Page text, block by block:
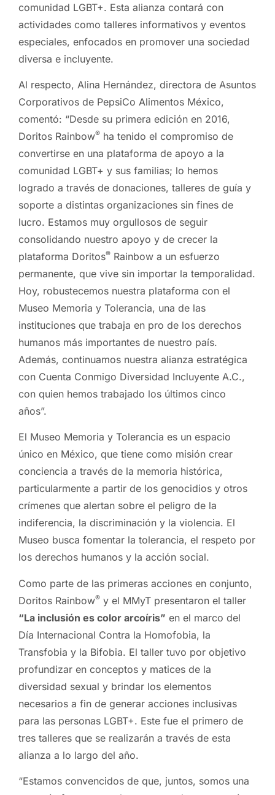
comunidad LGBT+. Esta alianza contará con
actividades como talleres informativos y eventos
especiales, enfocados en promover una sociedad
diversa e incluyente.
Al respecto, Alina Hernández, directora de Asuntos
Corporativos de PepsiCo Alimentos México,
comentó: “Desde su primera edición en 2016,
Doritos Rainbow® ha tenido el compromiso de
convertirse en una plataforma de apoyo a la
comunidad LGBT+ y sus familias; lo hemos
logrado a través de donaciones, talleres de guía y
soporte a distintas organizaciones sin fines de
lucro. Estamos muy orgullosos de seguir
consolidando nuestro apoyo y de crecer la
plataforma Doritos® Rainbow a un esfuerzo
permanente, que vive sin importar la temporalidad.
Hoy, robustecemos nuestra plataforma con el
Museo Memoria y Tolerancia, una de las
instituciones que trabaja en pro de los derechos
humanos más importantes de nuestro país.
Además, continuamos nuestra alianza estratégica
con Cuenta Conmigo Diversidad Incluyente A.C.,
con quien hemos trabajado los últimos cinco
años”.
El Museo Memoria y Tolerancia es un espacio
único en México, que tiene como misión crear
conciencia a través de la memoria histórica,
particularmente a partir de los genocidios y otros
crímenes que alertan sobre el peligro de la
indiferencia, la discriminación y la violencia. El
Museo busca fomentar la tolerancia, el respeto por
los derechos humanos y la acción social.
Como parte de las primeras acciones en conjunto,
Doritos Rainbow® y el MMyT presentaron el taller
“La inclusión es color arcoíris” en el marco del
Día Internacional Contra la Homofobia, la
Transfobia y la Bifobia. El taller tuvo por objetivo
profundizar en conceptos y matices de la
diversidad sexual y brindar los elementos
necesarios a fin de generar acciones inclusivas
para las personas LGBT+. Este fue el primero de
tres talleres que se realizarán a través de esta
alianza a lo largo del año.
“Estamos convencidos de que, juntos, somos una